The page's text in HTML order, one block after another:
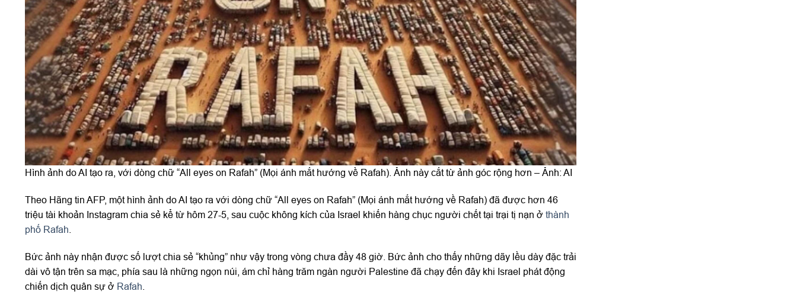
Hình ảnh do AI tạo ra, với dòng chữ “All eyes on Rafah” (Mọi ánh mắt hướng về Rafah). Ảnh này cắt từ ảnh góc rộng hơn – Ảnh: AI
Theo Hãng tin AFP, một hình ảnh do AI tạo ra với dòng chữ “All eyes on Rafah” (Mọi ánh mắt hướng về Rafah) đã được hơn 46
triệu tài khoản Instagram chia sẻ kể từ hôm 27-5, sau cuộc không kích của Israel khiến hàng chục người chết tại trại tị nạn ở thành
phố Rafah
Bức ảnh này nhận được số lượt chia sẻ “khủng” như vậy trong vòng chưa đầy 48 giờ. Bức ảnh cho thấy những dãy lều dày đặc trải
dài vô tận trên sa mạc, phía sau là những ngọn núi, ám chỉ hàng trăm ngàn người Palestine đã chạy đến đây khi Israel phát động
chiến dịch quân sự ở Rafah